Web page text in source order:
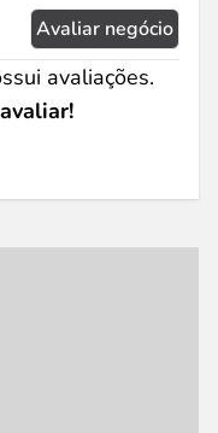
Avaliar negócio
avaliações.